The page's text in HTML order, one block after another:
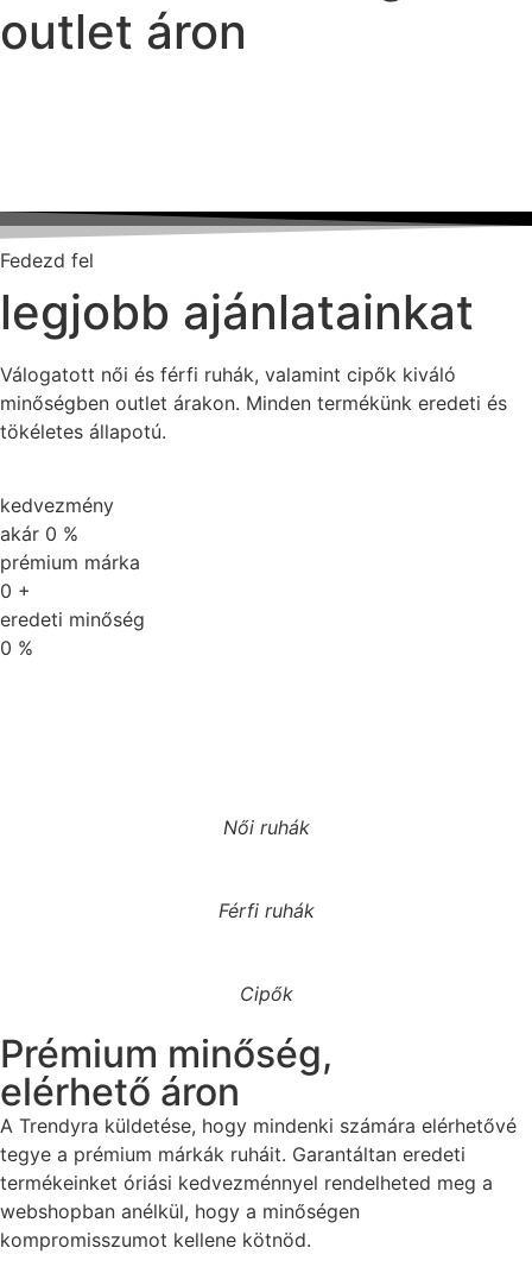
outlet áron
Fedezd fel
legjobb ajánlatainkat
Válogatott női és férfi ruhák, valamint cipők kiváló
minőségben outlet árakon. Minden termékünk eredeti és
tökéletes állapotú.
kedvezmény
akár 0 %
prémium márka
0 +
eredeti minőség
0 %
Női ruhák
Férfi ruhák
Cipők
Prémium minőség,
elérhető áron
A Trendyra küldetése, hogy mindenki számára elérhetővé
tegye a prémium márkák ruháit. Garantáltan eredeti
termékeinket óriási kedvezménnyel rendelheted meg a
webshopban anélkül, hogy a minőségen
kompromisszumot kellene kötnöd.